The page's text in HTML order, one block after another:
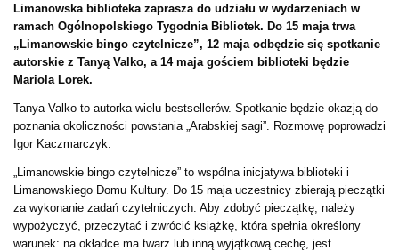
Limanowska biblioteka zaprasza do udziału w wydarzeniach w
ramach Ogólnopolskiego Tygodnia Bibliotek. Do 15 maja trwa
„Limanowskie bingo czytelnicze”, 12 maja odbędzie się spotkanie
autorskie z Tanyą Valko, a 14 maja gościem biblioteki będzie
Mariola Lorek.
Tanya Valko to autorka wielu bestsellerów. Spotkanie będzie okazją do
poznania okoliczności powstania „Arabskiej sagi”. Rozmowę poprowadzi
Igor Kaczmarczyk.
„Limanowskie bingo czytelnicze” to wspólna inicjatywa biblioteki i
Limanowskiego Domu Kultury. Do 15 maja uczestnicy zbierają pieczątki
za wykonanie zadań czytelniczych. Aby zdobyć pieczątkę, należy
wypożyczyć, przeczytać i zwrócić książkę, która spełnia określony
warunek: na okładce ma twarz lub inną wyjątkową cechę, jest